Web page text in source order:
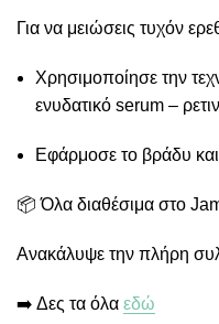
Για να μειώσεις τυχόν
Χρησιμοποίησε την
ενυδατικό serum –
Εφάρμοσε το βράδυ και
📦 Όλα διαθέσιμα στο
Ανακάλυψε την πλήρη
➡️ Δες τα όλα εδώ